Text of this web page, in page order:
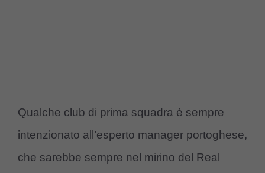
Qualche club di prima squadra è sempre
intenzionato all’esperto manager portoghese,
che sarebbe sempre nel mirino del Real